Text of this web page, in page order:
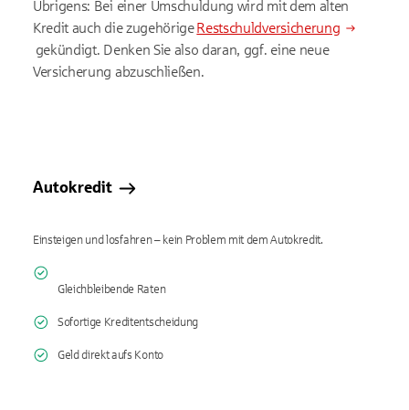
Übrigens: Bei einer Umschuldung wird mit dem alten
Kredit auch die zugehörigeRestschuldversicherung
gekündigt. Denken Sie also daran, ggf. eine neue
Versicherung abzuschließen.
Autokredit
Einsteigen und losfahren – kein Problem mit dem Autokredit.
Gleichbleibende Raten
Sofortige Kreditentscheidung
Geld direkt aufs Konto